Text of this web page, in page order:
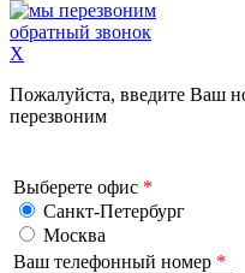
обратный звонок
X
Пожалуйста, введите Ваш
перезвоним
Выберете офис *
Санкт-Петербург
Москва
Ваш телефонный номер *